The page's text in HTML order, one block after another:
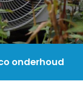
onderhoud